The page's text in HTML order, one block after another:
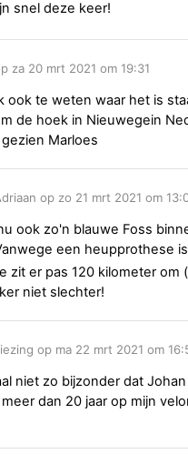
snel deze keer!
za 20 mrt 2021 om 19:31
ook te weten waar het is
de hoek in Nieuwegein
Marloes
op zo 21 mrt 2021 om
ook zo'n blauwe Foss
een heupprothese
zit er pas 120 kilometer om
niet slechter!
op ma 22 mrt 2021 om
niet zo bijzonder dat
meer dan 20 jaar op mijn